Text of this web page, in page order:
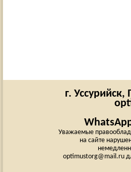
г. Уссурийск,
Уважаемые
на сайте
optimustorg@mail.ru